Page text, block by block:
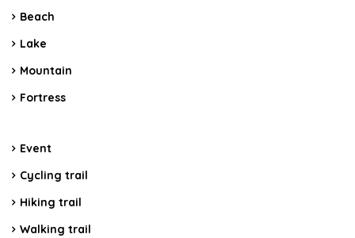
Beach
Lake
Mountain
Fortress
Event
Cycling trail
Hiking trail
Walking trail